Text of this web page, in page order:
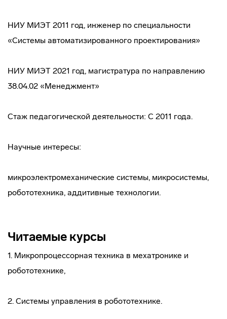
НИУ МИЭТ 2011 год, инженер по специальности
«Системы автоматизированного проектирования»
НИУ МИЭТ 2021 год, магистратура по направлению
38.04.02 «Менеджмент»
Стаж педагогической деятельности: С 2011 года.
Научные интересы:
микроэлектромеханические системы, микросистемы,
робототехника, аддитивные технологии.
Читаемые курсы
1. Микропроцессорная техника в мехатронике и
робототехнике,
2. Системы управления в робототехнике.